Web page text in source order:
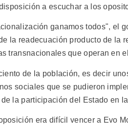
a escuchar a los
ganamos todos", el
la readecuación producto de la
transnacionales que operan en
de la población, es decir
sociales que se pudieron
la participación del Estado en
era difícil vencer a Evo